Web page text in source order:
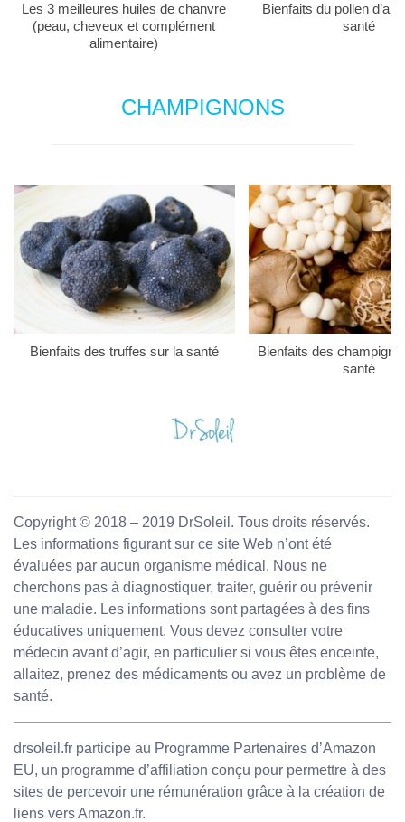
Les 3 meilleures huiles de chanvre
(peau, cheveux et complément
alimentaire)
Bienfaits du pollen
santé
CHAMPIGNONS
Bienfaits des truffes sur la santé
Bienfaits des
santé
Copyright © 2018 – 2019 DrSoleil. Tous droits réservés.
Les informations figurant sur ce site Web n’ont été
évaluées par aucun organisme médical. Nous ne
cherchons pas à diagnostiquer, traiter, guérir ou prévenir
une maladie. Les informations sont partagées à des fins
éducatives uniquement. Vous devez consulter votre
médecin avant d’agir, en particulier si vous êtes enceinte,
allaitez, prenez des médicaments ou avez un problème de
santé.
drsoleil.fr participe au Programme Partenaires d’Amazon
EU, un programme d’affiliation conçu pour permettre à des
sites de percevoir une rémunération grâce à la création de
liens vers Amazon.fr.